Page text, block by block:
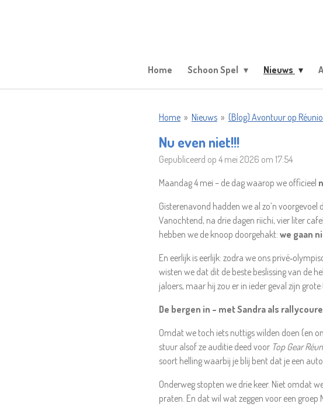
Home Schoon Spel Nieuws
Home » Nieuws » (Blog) Avontuur op
Nu even niet!!!
Gepubliceerd op 4 mei 2026 om 17:54
Maandag 4 mei – de dag waarop we officieel
Gisterenavond hadden we al zo’n
Vanochtend, na drie dagen riichi, vier liter
hebben we de knoop doorgehakt: we gaan
En eerlijk is eerlijk: zodra we ons
wisten we dat dit de beste beslissing van de
jaloers, maar hij zou er in ieder geval zijn
De bergen in – met Sandra als
Omdat we toch iets nuttigs wilden doen (en
stuur alsof ze auditie deed voor Top Gear
soort helling waarbij je blij bent dat je een
Onderweg stopten we drie keer. Niet omdat
praten. En dat wil wat zeggen voor een groep